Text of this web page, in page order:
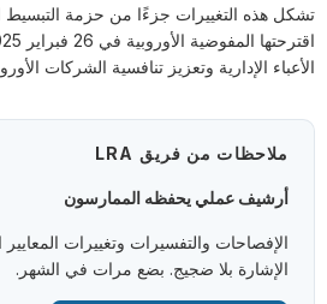
الأعباء الإدارية وتعزيز تنافسية الشركات
ملاحظات من فريق LRA
أرشيف عملي يحفظه الممارسون
الإفصاحات والتفسيرات وتغييرات
الإشارة بلا ضجيج. بضع مرات في الشهر.